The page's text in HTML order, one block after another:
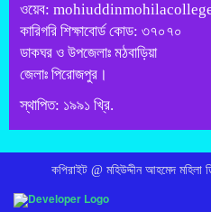
ওয়েব:
কারিগরি শিক্ষাবোর্ড কোড: ৩৭০৭০
ডাকঘর ও উপজেলাঃ মঠবাড়িয়া
জেলাঃ পিরোজপুর।
স্থাপিত: ১৯৯১ খ্রি.
কপিরাইট @ মহিউদ্দীন আহমেদ মহিলা